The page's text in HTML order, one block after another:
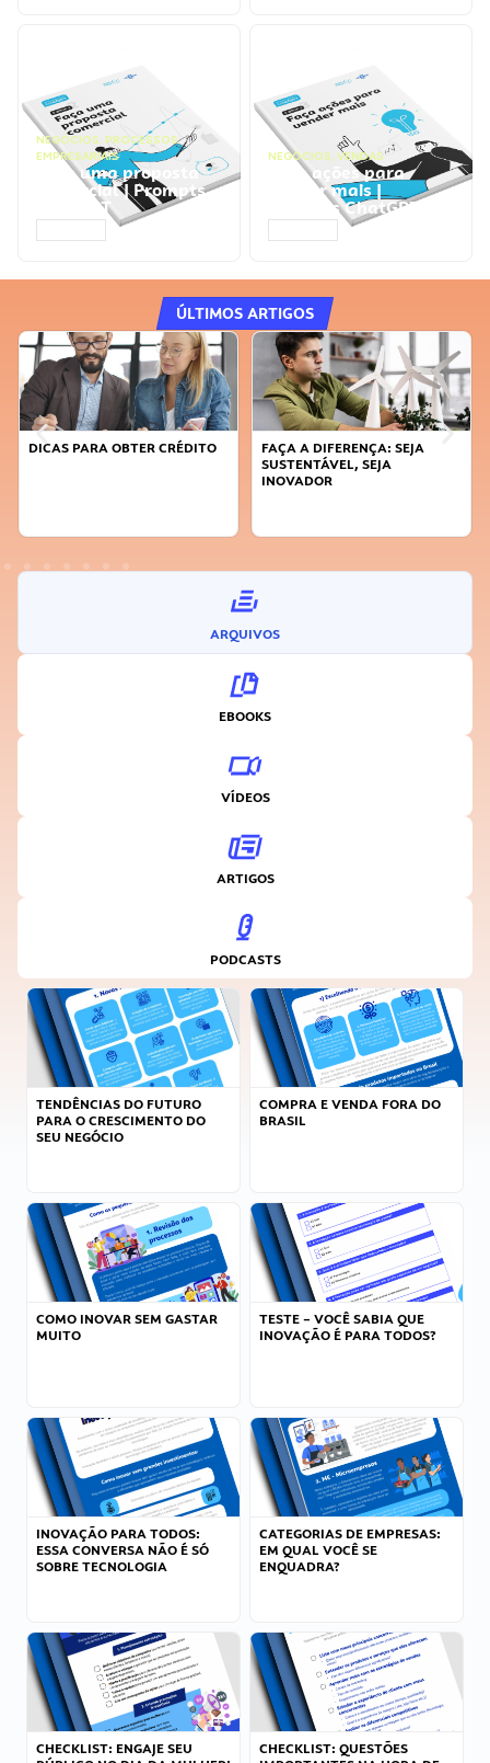
NEGÓCIOS, PROCESSOS
EMPRESARIAIS
Faça uma proposta
comercial | Prompts
ChatGPT
NEGÓCIOS, VENDAS
Faça ações para
vender mais |
Prompts ChatGPT
ÚLTIMOS ARTIGOS
DICAS PARA OBTER CRÉDITO
FAÇA A DIFERENÇA: SEJA
SUSTENTÁVEL, SEJA
INOVADOR
ARQUIVOS
EBOOKS
VÍDEOS
ARTIGOS
PODCASTS
TENDÊNCIAS DO FUTURO
PARA O CRESCIMENTO DO
SEU NEGÓCIO
COMPRA E VENDA FORA DO
BRASIL
COMO INOVAR SEM GASTAR
MUITO
TESTE – VOCÊ SABIA QUE
INOVAÇÃO É PARA TODOS?
INOVAÇÃO PARA TODOS:
ESSA CONVERSA NÃO É SÓ
SOBRE TECNOLOGIA
CATEGORIAS DE EMPRESAS:
EM QUAL VOCÊ SE
ENQUADRA?
CHECKLIST: ENGAJE SEU
CHECKLIST: QUESTÕES